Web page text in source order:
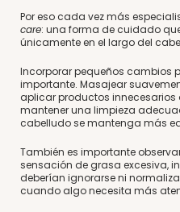
Por eso cada vez más
care: una forma de cuidado
únicamente en el largo del
Incorporar pequeños cambios
importante. Masajear
aplicar productos innecesarios
mantener una limpieza
cabelludo se mantenga más
También es importante
sensación de grasa excesiva,
deberían ignorarse ni
cuando algo necesita más